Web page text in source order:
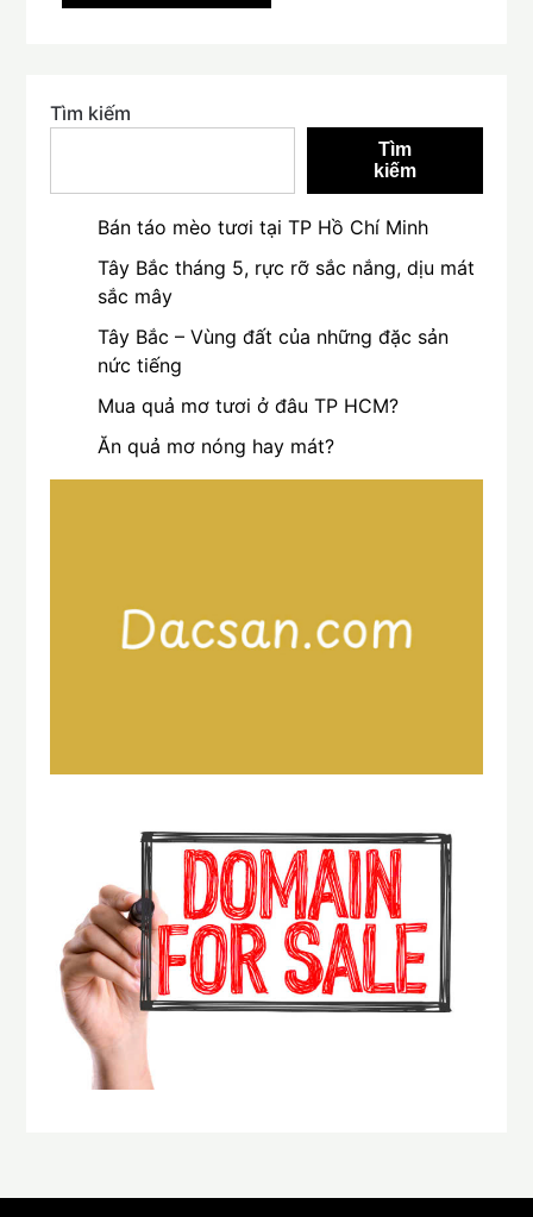
Tìm kiếm
Tìm
kiếm
Bán táo mèo tươi tại TP Hồ Chí Minh
Tây Bắc tháng 5, rực rỡ sắc nắng, dịu mát
sắc mây
Tây Bắc – Vùng đất của những đặc sản
nức tiếng
Mua quả mơ tươi ở đâu TP HCM?
Ăn quả mơ nóng hay mát?